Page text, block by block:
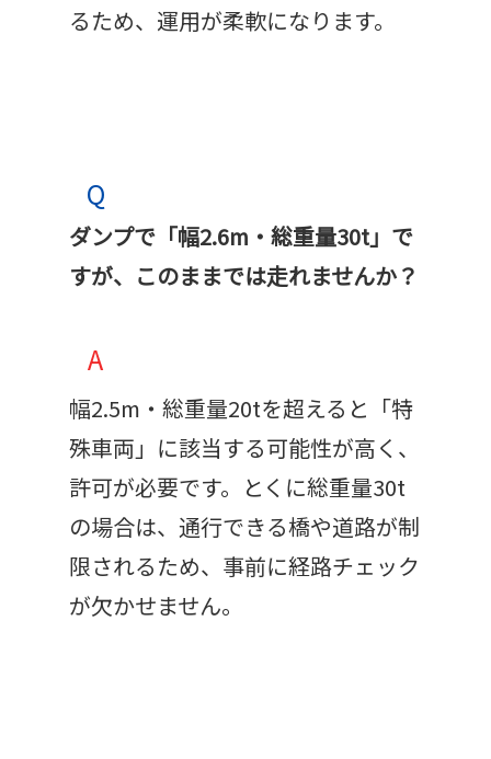
るため、運用が柔軟になります。
Q
ダンプで「幅2.6m・総重量30t」で
すが、このままでは走れませんか？
A
幅2.5m・総重量20tを超えると「特
殊車両」に該当する可能性が高く、
許可が必要です。とくに総重量30t
の場合は、通行できる橋や道路が制
限されるため、事前に経路チェック
が欠かせません。